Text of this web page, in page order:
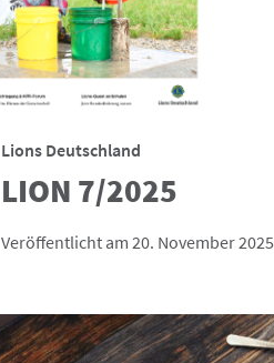
Lions Deutschland
LION 7/2025
Veröffentlicht am 20. November 2025